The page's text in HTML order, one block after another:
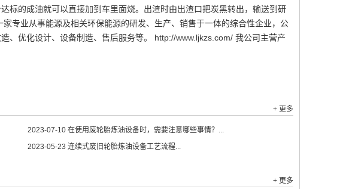
标的成油就可以直接加到车里面烧。出渣时由出渣口把炭黑转出，输送到研
专业从事能源及相关环保能源的研发、生产、销售于一体的综合性企业，公
、优化设计、设备制造、售后服务等。 http://www.ljkzs.com/ 我公司主营产
+ 更多
2023-07-10 在使用废轮胎炼油设备时，需要注意哪些事情？...
2023-05-23 连续式废旧轮胎炼油设备工艺流程...
+ 更多